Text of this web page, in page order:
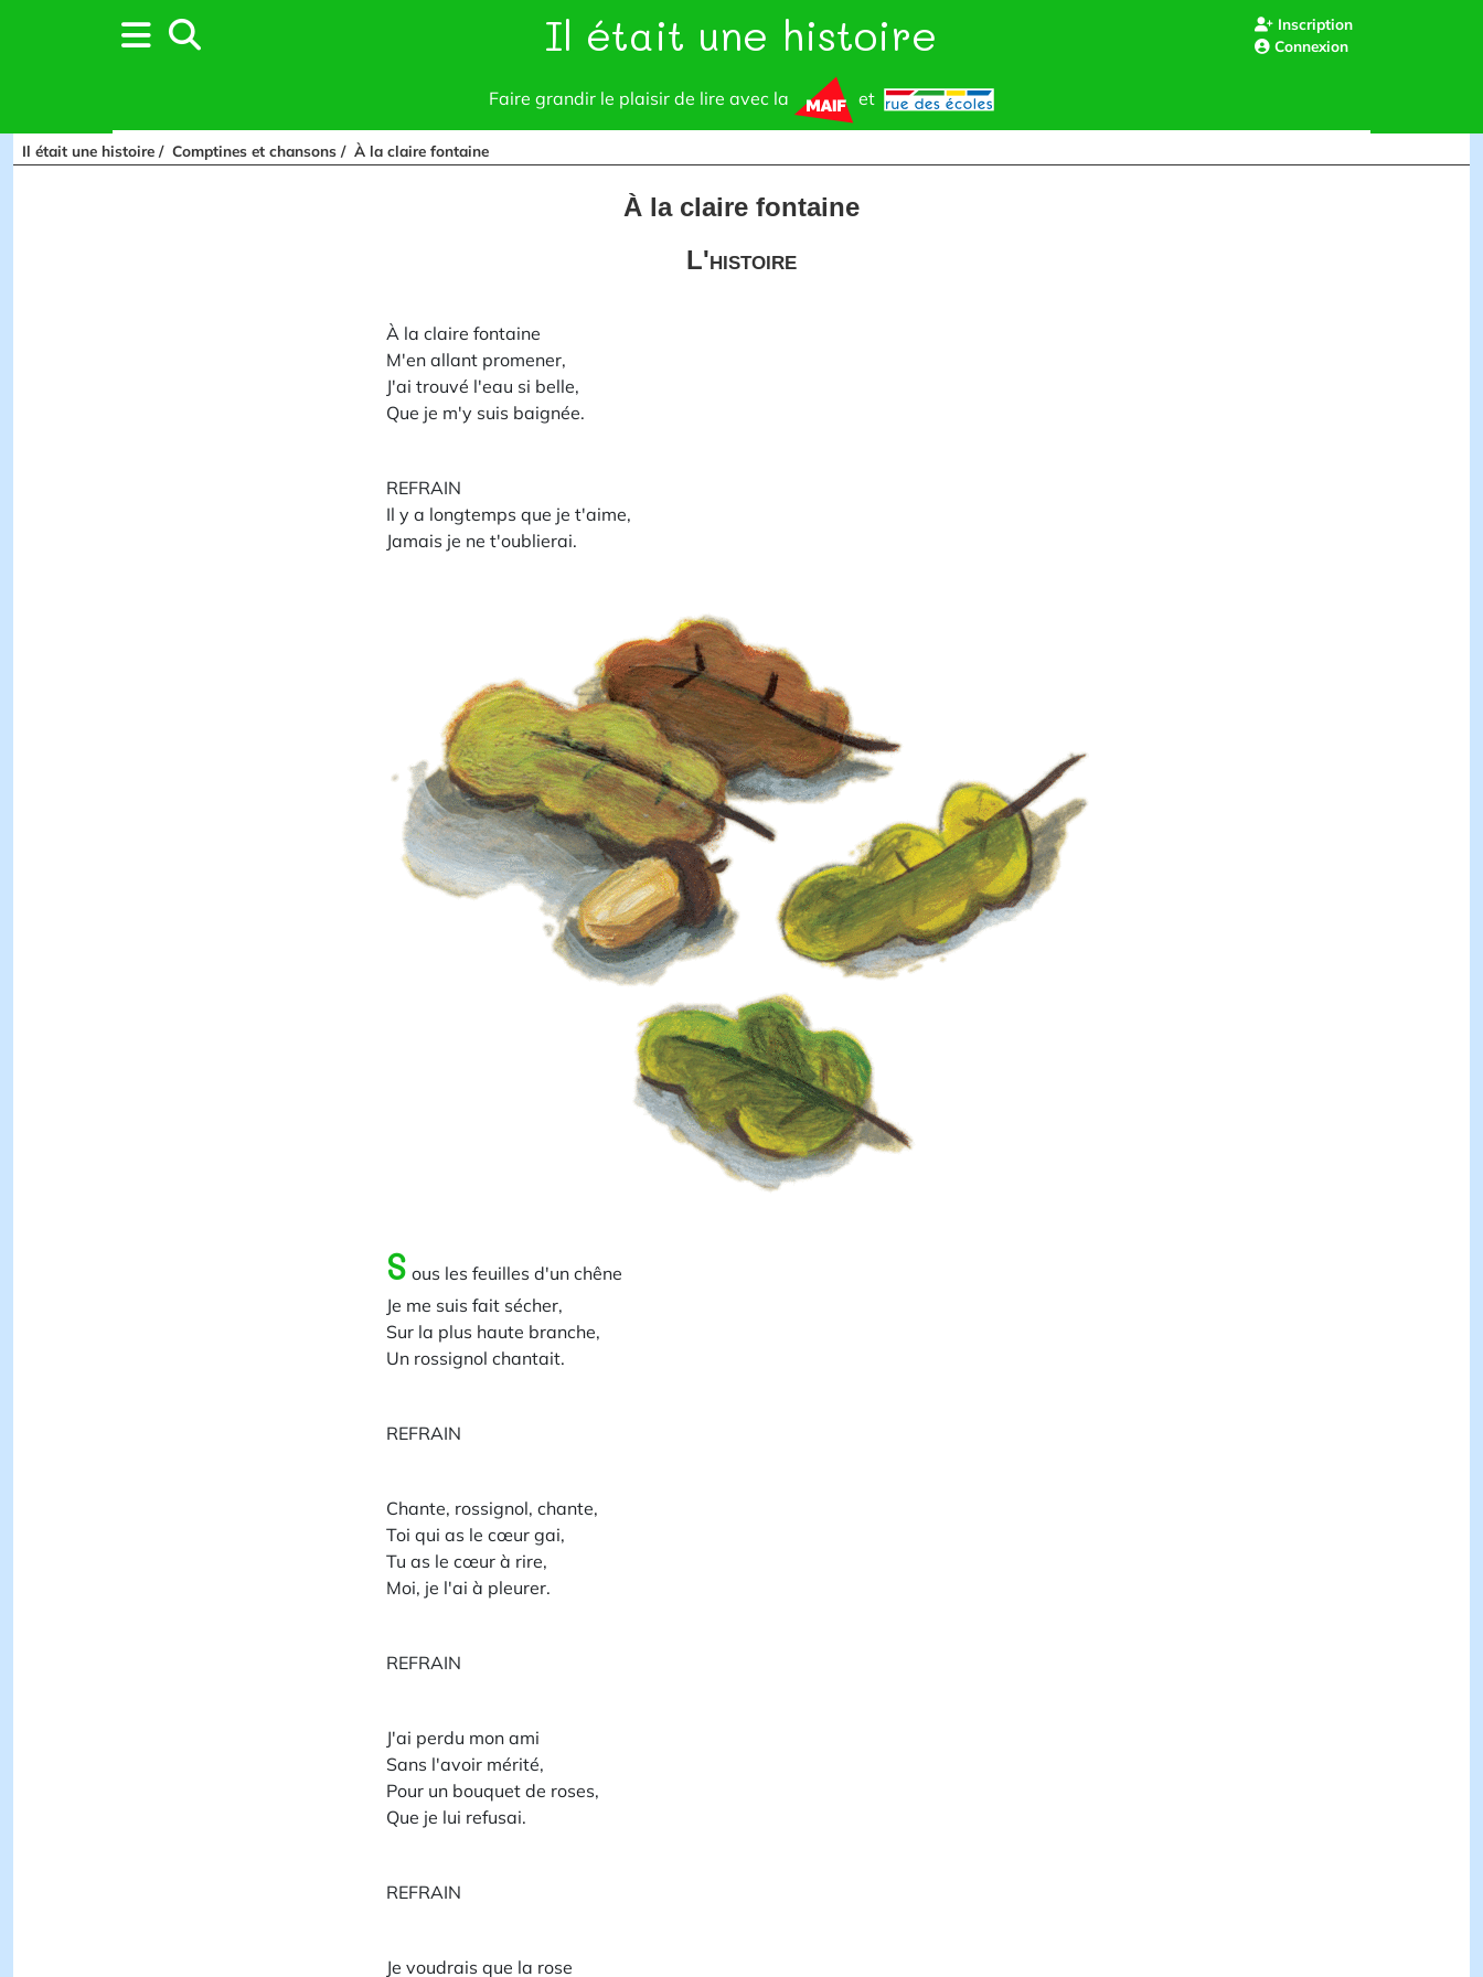
Il était une histoire
Inscription
Connexion
Faire grandir le plaisir de lire avec la et
Il était une histoire Comptines et chansons À la claire fontaine
À la claire fontaine
L'histoire
À la claire fontaine
M'en allant promener,
J'ai trouvé l'eau si belle,
Que je m'y suis baignée.
REFRAIN
Il y a longtemps que je t'aime,
Jamais je ne t'oublierai.
S ous les feuilles d'un chêne
Je me suis fait sécher,
Sur la plus haute branche,
Un rossignol chantait.
REFRAIN
Chante, rossignol, chante,
Toi qui as le cœur gai,
Tu as le cœur à rire,
Moi, je l'ai à pleurer.
REFRAIN
J'ai perdu mon ami
Sans l'avoir mérité,
Pour un bouquet de roses,
Que je lui refusai.
REFRAIN
Je voudrais que la rose